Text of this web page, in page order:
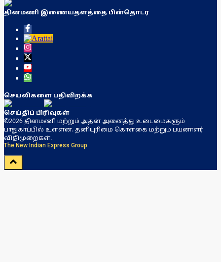
தினமணி இணையதளத்தை பின்தொடர
செயலிகளை பதிவிறக்க
செய்திப் பிரிவுகள்
©2026 தினமணி மற்றும் அதன் அனைத்து உடைமைகளும்
பாதுகாப்பில் உள்ளன. தனியுரிமை கொள்கை மற்றும் பயனாளர்
விதிமுறைகள்.
The New Indian Express Group